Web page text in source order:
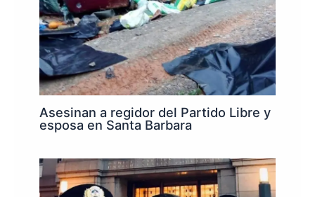
Asesinan a regidor del Partido Libre y
esposa en Santa Barbara